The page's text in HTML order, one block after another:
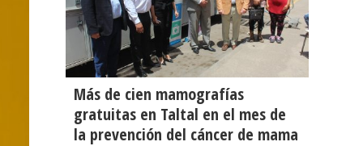
Más de cien mamografías
gratuitas en Taltal en el mes de
la prevención del cáncer de mama